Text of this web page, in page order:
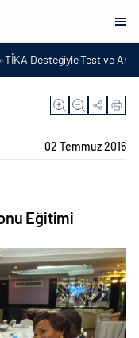
TİKA Desteğiyle Test ve
02 Temmuz 2016
Eğitimi